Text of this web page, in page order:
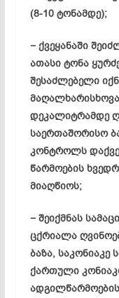
(8-10 ტონამდე);
− ქვეყანაში
ათასი ტონა
შესაძლებელი
დეკალიტრამდე
საერთაშორისო
კონტროლს
წარმოების
მიაღწიოს;
− შეიქმნას
ცქრიალა
ბაზა, საკონიაკე
ქართული